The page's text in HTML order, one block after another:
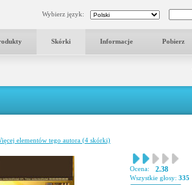
Wybierz język:
Skórki Informacje Pobierz
elementów tego autora (4 skórki)
Ocena: 2.38
Wszystkie głosy: 335